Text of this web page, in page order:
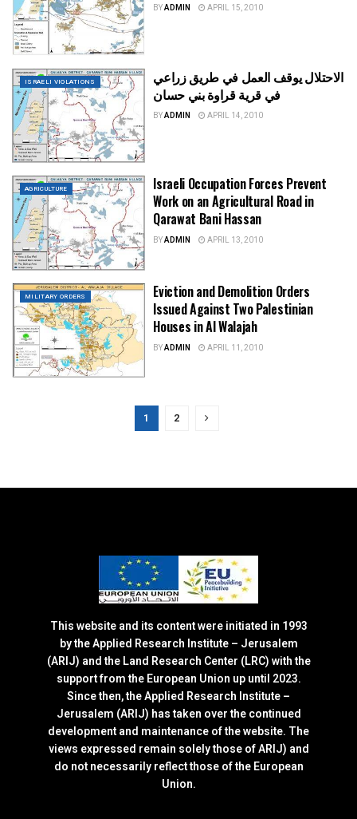
BYADMIN APRIL 15, 2010
ISRAELI VIOLATIONS
الاحتلال يوقف العمل في طريق زراعي
في قرية قراوة بني حسان
BYADMIN APRIL 14, 2010
AGRICULTURE
Israeli Occupation Forces Prevent
Work on an Agricultural Road in
Qarawat Bani Hassan
BYADMIN APRIL 13, 2010
MILITARY ORDERS
Eviction and Demolition Orders
Issued Against Two Palestinian
Houses in Al Walajah
BYADMIN APRIL 11, 2010
1 2
This website and its content were initiated in 1993
by the Applied Research Institute – Jerusalem
(ARIJ) and the Land Research Center (LRC) with the
support from the European Union up until 2023.
Since then, the Applied Research Institute –
Jerusalem (ARIJ) has taken over the continued
development and maintenance of the website. The
views expressed remain solely those of ARIJ) and
do not necessarily reflect those of the European
Union.